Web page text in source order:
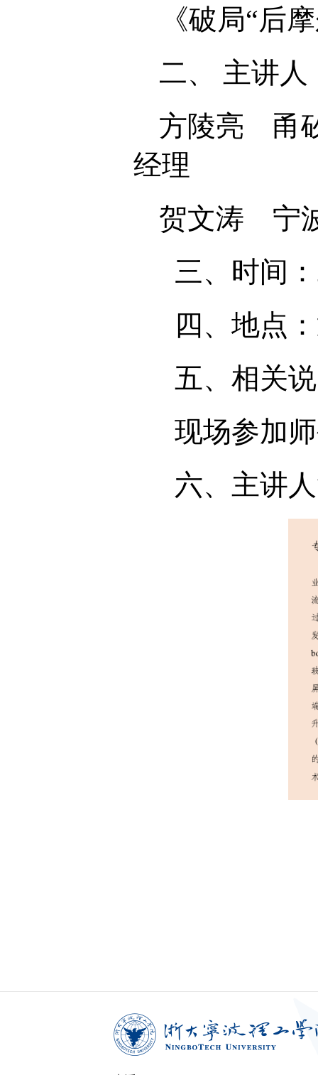
《破局“后
二、 主讲人
方陵亮 甬
经理
贺文涛 宁
三、时间：
四、地点：
五、相关
现场参加师
六、 主讲